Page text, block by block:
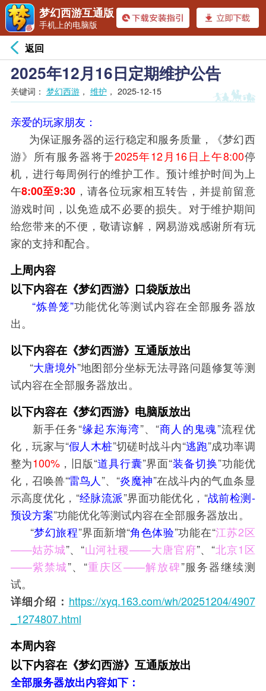
返回
2025年12月16日定期维护公告
关键词： 梦幻西游， 维护 ， 2025-12-15
亲爱的玩家朋友：
为保证服务器的运行稳定和服务质量，《梦幻西
游》所有服务器将于2025年12月16日上午8:00停
机，进行每周例行的维护工作。预计维护时间为上
午8:00至9:30，请各位玩家相互转告，并提前留意
游戏时间，以免造成不必要的损失。对于维护期间
给您带来的不便，敬请谅解，网易游戏感谢所有玩
家的支持和配合。
上周内容
以下内容在《梦幻西游》口袋版放出
“炼兽笼”功能优化等测试内容在全部服务器放
出。
以下内容在《梦幻西游》互通版放出
“大唐境外”地图部分坐标无法寻路问题修复等测
试内容在全部服务器放出。
以下内容在《梦幻西游》电脑版放出
新手任务“缘起东海湾”、“商人的鬼魂”流程优
化，玩家与“假人木桩”切磋时战斗内“逃跑”成功率调
整为100%，旧版“道具行囊”界面“装备切换”功能优
化，召唤兽“雷鸟人 ”、“炎魔神”在战斗内的气血条显
示高度优化，“经脉流派”界面功能优化，“战前检测-
预设方案”功能优化等测试内容在全部服务器放出。
“梦幻旅程”界面新增“角色体验”功能在“江苏2区
——姑苏城”、“山河社稷——大唐官府”、“北京1区
——紫禁城”、“重庆区——解放碑”服务器继续测
试。
详细介绍： https://xyq.163.com/wh/20251204/4907
_1274807.html
本周内容
以下内容在《梦幻西游》互通版放出
全部服务器放出内容如下：
梦幻西游互通版
手机上的电脑版